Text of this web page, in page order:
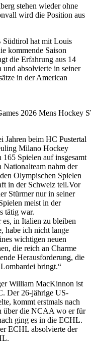
stehen wieder ohne
wird die Position aus
hat mit Louis
kommende Saison
die Erfahrung aus 14
absolvierte in seiner
in der American
2026 Mens Hockey
Jahren beim HC Pustertal
Milano Hockey
Spielen auf insgesamt
nahm der
Olympischen Spielen
in der Schweiz teil.Vor
Stürmer nur in seiner
meist in der
tätig war.
in Italien zu bleiben
habe ich nicht lange
wichtigen neuen
die reich an Charme
Herausforderung, die
bringt.“
William MacKinnon ist
Der 26-jährige US-
kommt erstmals nach
über die NCAA wo er für
ging es in die ECHL.
ECHL absolvierte der